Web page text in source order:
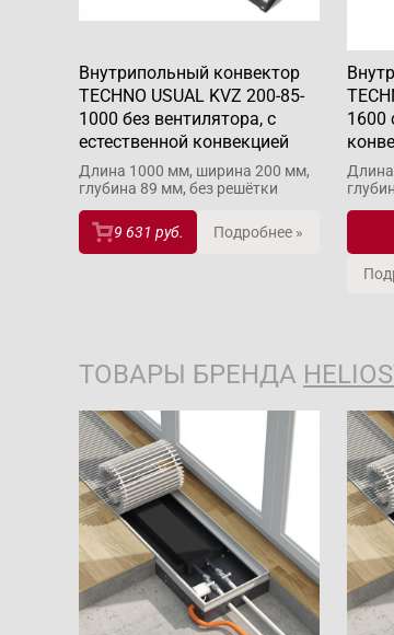
Внутрипольный конвектор
TECHNO USUAL KVZ 200-85-
1000 без вентилятора, с
естественной конвекцией
Длина 1000 мм, ширина 200 мм,
глубина 89 мм, без решётки
9 631 руб. Подробнее »
1600
ТОВАРЫ БРЕНДА